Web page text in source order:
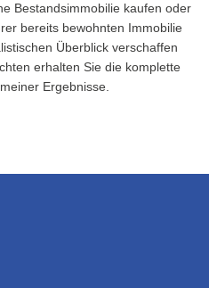
Bestandsimmobilie kaufen oder
bereits bewohnten Immobilie
Überblick verschaffen
erhalten Sie die komplette
Ergebnisse.